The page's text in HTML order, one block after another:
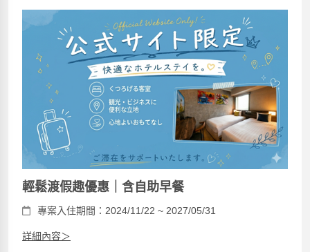
輕鬆渡假趣優惠｜含自助早餐
專案入住期間：2024/11/22 ~ 2027/05/31
詳細內容＞